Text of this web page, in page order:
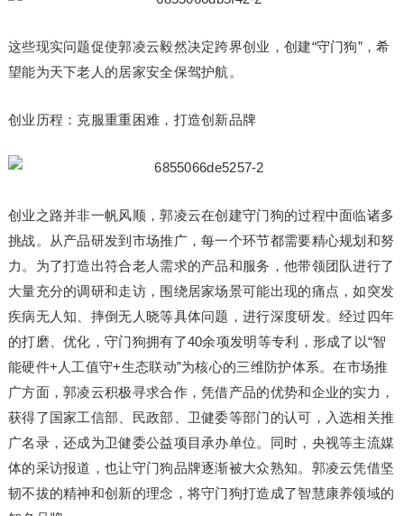
这些现实问题促使郭凌云毅然决定跨界创业，创建“守门狗”，希
望能为天下老人的居家安全保驾护航。
创业历程：克服重重困难，打造创新品牌
创业之路并非一帆风顺，郭凌云在创建守门狗的过程中面临诸多
挑战。从产品研发到市场推广，每一个环节都需要精心规划和努
力。为了打造出符合老人需求的产品和服务，他带领团队进行了
大量充分的调研和走访，围绕居家场景可能出现的痛点，如突发
疾病无人知、摔倒无人晓等具体问题，进行深度研发。经过四年
的打磨、优化，守门狗拥有了40余项发明等专利，形成了以“智
能硬件+人工值守+生态联动”为核心的三维防护体系。在市场推
广方面，郭凌云积极寻求合作，凭借产品的优势和企业的实力，
获得了国家工信部、民政部、卫健委等部门的认可，入选相关推
广名录，还成为卫健委公益项目承办单位。同时，央视等主流媒
体的采访报道，也让守门狗品牌逐渐被大众熟知。郭凌云凭借坚
韧不拔的精神和创新的理念，将守门狗打造成了智慧康养领域的